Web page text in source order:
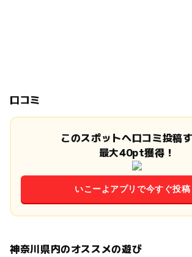
口コミ
このスポットへ口コミ投稿
最大40pt獲得！
いこーよアプリで今すぐ投稿
神奈川県内のオススメの遊び